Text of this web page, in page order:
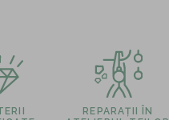
REPARAȚII ÎN